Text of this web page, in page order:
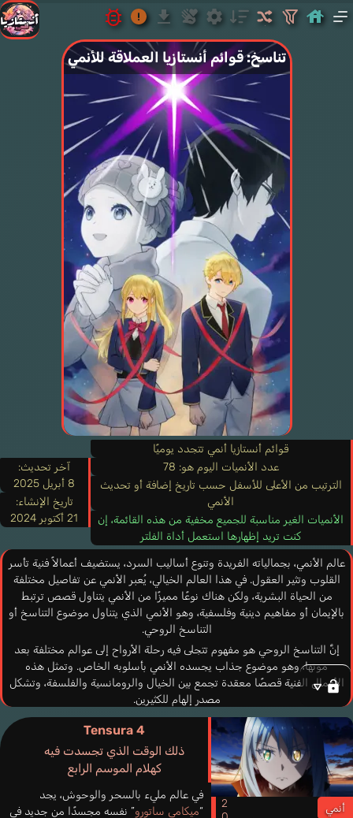
تناسخ: قوائم أنستازيا العملاقة للأنمي
قوائم أنستازيا أنمي تتجدد يوميًا
عدد الأنميات اليوم هو: 78
الترتيب من الأعلى للأسفل حسب تاريخ إضافة أو تحديث
الأنمي
الأنميات الغير مناسبة للجميع مخفية من هذه القائمة، إن
كنت تريد إظهارها استعمل أداة الفلتر
آخر تحديث:
8 أبريل 2025
تاريخ الإنشاء:
21 أكتوبر 2024
عالم الأنمي، بجمالياته الفريدة وتنوع أساليب السرد، يستضيف أعمالاً فنية تأسر
القلوب وتثير العقول. في هذا العالم الخيالي، يُعبر الأنمي عن تفاصيل مختلفة
من الحياة البشرية، ولكن هناك نوعًا مميزًا من الأنمي يتناول قصص ترتبط
بالإيمان أو مفاهيم دينية وفلسفية، وهو الأنمي الذي يتناول موضوع التناسخ أو
التناسخ الروحي.
إنَّ التناسخ الروحي هو مفهوم تتجلى فيه رحلة الأرواح إلى عوالم مختلفة بعد
موتها، وهو موضوع جذاب يجسده الأنمي بأسلوبه الخاص. وتمثل هذه
الأعمال الفنية قصصًا معقدة تجمع بين الخيال والرومانسية والفلسفة، وتشكل
مصدر إلهام للكثيرين.
في هذا المقال، سنستكشف عالم أنميات التناسخ، حيث سنقوم بتسليط الضوء
على بعض من أبرز الأعمال التي تناولت هذا الموضوع بأسلوب مميز،
وسنستكشف كيف يتم تصوير رحلة الأرواح إلى عوالم مختلفة من خلال هذه
الأنميات.
سنستعرض قصصًا مثيرة، وشخصيات تنقلنا إلى عوالم مختلفة وتعيش تجارب
فريدة تعكس تعقيد الإيمان بالتناسخ والتجسد.
Tensura 4
ذلك الوقت الذي تجسدت فيه
كهلام الموسم الرابع
أنمي
في عالم مليء بالسحر والوحوش، يجد
“ميكامي ساتورو” نفسه مجسدًا من جديد في